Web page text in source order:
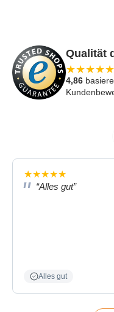
Qualität
★★★★★
4,86
★★★★★
“Alles gut”
Alles gut